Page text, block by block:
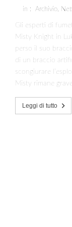
in : Archivio,
Gli esperti di
Misty Knight in
perso il suo
di un braccio
scongiurare
Misty rimane
Leggi di tutto